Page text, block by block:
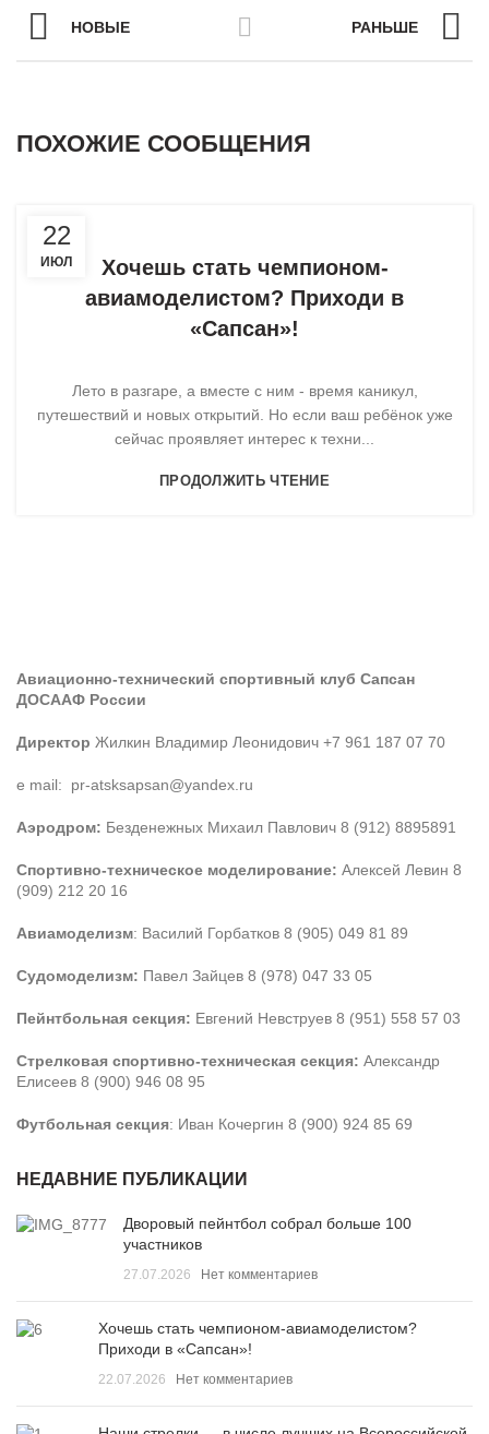
НОВЫЕ РАНЬШЕ
ПОХОЖИЕ СООБЩЕНИЯ
22
ИЮЛ
Хочешь стать чемпионом-
авиамоделистом? Приходи в
«Сапсан»!
Лето в разгаре, а вместе с ним - время каникул,
путешествий и новых открытий. Но если ваш ребёнок уже
сейчас проявляет интерес к техни...
ПРОДОЛЖИТЬ ЧТЕНИЕ
Авиационно-технический спортивный клуб Сапсан
ДОСААФ России
Директор Жилкин Владимир Леонидович +7 961 187 07 70
e mail: pr-atsksapsan@yandex.ru
Аэродром: Безденежных Михаил Павлович 8 (912) 8895891
Спортивно-техническое моделирование: Алексей Левин 8
(909) 212 20 16
Авиамоделизм: Василий Горбатков 8 (905) 049 81 89
Судомоделизм: Павел Зайцев 8 (978) 047 33 05
Пейнтбольная секция: Евгений Невструев 8 (951) 558 57 03
Стрелковая спортивно-техническая секция: Александр
Елисеев 8 (900) 946 08 95
Футбольная секция: Иван Кочергин 8 (900) 924 85 69
НЕДАВНИЕ ПУБЛИКАЦИИ
Дворовый пейнтбол собрал больше 100
участников
27.07.2026 Нет комментариев
Хочешь стать чемпионом-авиамоделистом?
Приходи в «Сапсан»!
22.07.2026 Нет комментариев